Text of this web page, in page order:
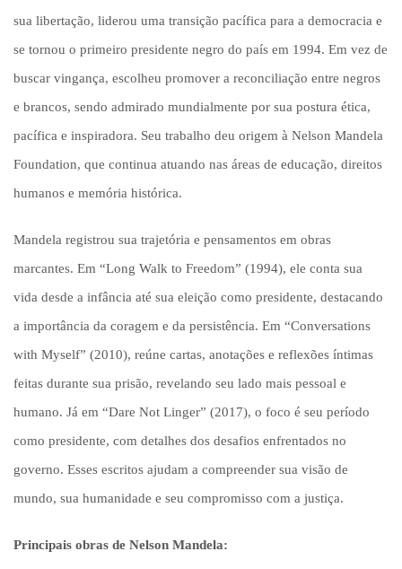
sua libertação, liderou uma transição pacífica para a democracia e
se tornou o primeiro presidente negro do país em 1994. Em vez de
buscar vingança, escolheu promover a reconciliação entre negros
e brancos, sendo admirado mundialmente por sua postura ética,
pacífica e inspiradora. Seu trabalho deu origem à Nelson Mandela
Foundation, que continua atuando nas áreas de educação, direitos
humanos e memória histórica.
Mandela registrou sua trajetória e pensamentos em obras
marcantes. Em “Long Walk to Freedom” (1994), ele conta sua
vida desde a infância até sua eleição como presidente, destacando
a importância da coragem e da persistência. Em “Conversations
with Myself” (2010), reúne cartas, anotações e reflexões íntimas
feitas durante sua prisão, revelando seu lado mais pessoal e
humano. Já em “Dare Not Linger” (2017), o foco é seu período
como presidente, com detalhes dos desafios enfrentados no
governo. Esses escritos ajudam a compreender sua visão de
mundo, sua humanidade e seu compromisso com a justiça.
Principais obras de Nelson Mandela: